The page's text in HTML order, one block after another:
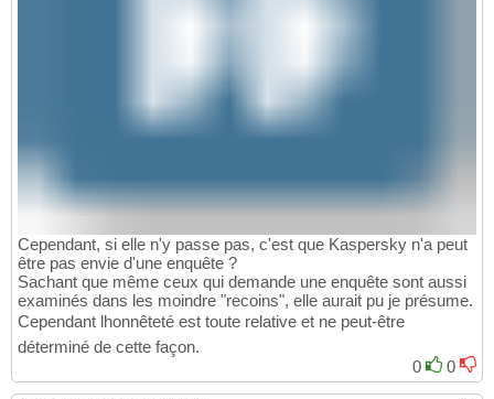
Cependant, si elle n'y passe pas, c'est que Kaspersky n'a peut
être pas envie d'une enquête ?
Sachant que même ceux qui demande une enquête sont aussi
examinés dans les moindre "recoins", elle aurait pu je présume.
Cependant lhonnêteté est toute relative et ne peut-être
déterminé de cette façon.
0
0